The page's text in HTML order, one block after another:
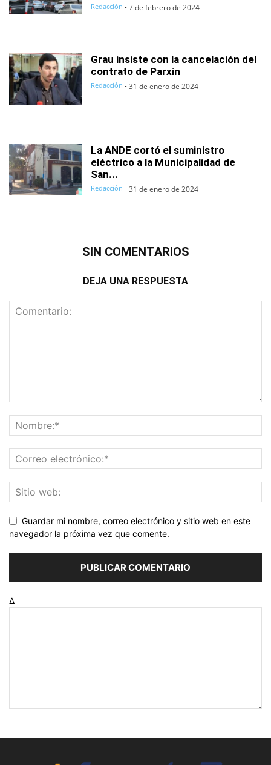
Redacción - 7 de febrero de 2024
Grau insiste con la cancelación del
contrato de Parxin
Redacción - 31 de enero de 2024
La ANDE cortó el suministro
eléctrico a la Municipalidad de
San...
Redacción - 31 de enero de 2024
SIN COMENTARIOS
DEJA UNA RESPUESTA
Guardar mi nombre, correo electrónico y sitio web en este
navegador la próxima vez que comente.
Δ